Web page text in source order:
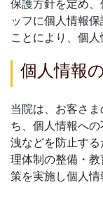
保護方針を定め
ッフに個人情報
ことにより、個人
個人情報
当院は、お客さ
ち、個人情報へ
洩などを防止す
理体制の整備・
策を実施し個人情